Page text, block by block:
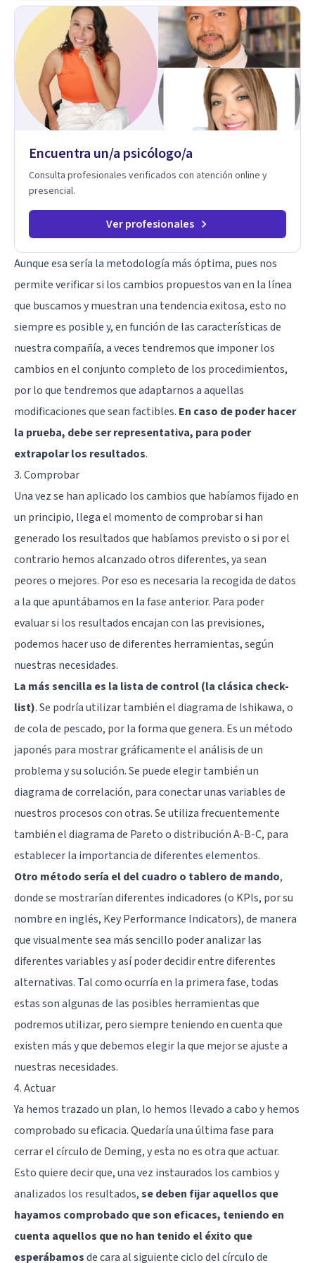
y la depresión, utilizando enfoques basados en evidencia
para ayudarte a recuperar tu bienestar emocional. Terapia
Individual, de Pareja y Familiar: Trabajamos contigo y tus
seres queridos para fortalecer las relaciones y mejorar la
dinámica familiar. Evaluaciones Psicológicas y Terapias
Especializadas: Terapia cognitivo-conductual Terapia de
apoyo Terapia psicodinámica Terapia enfocada en la solución
Terapia de exposición Terapia de juego para niños
Tratamiento de Traumas y Trastornos de Estrés
a superar experiencias traumáticas y mejorar tu calidad de
vida. Tratamiento de Adicciones.
Encuentra un/a psicólogo/a
Consulta profesionales verificados con atención online y
presencial.
Ver profesionales
Aunque esa sería la metodología más óptima, pues nos
permite verificar si los cambios propuestos van en la línea
que buscamos y muestran una tendencia exitosa, esto no
siempre es posible y, en función de las características de
nuestra compañía, a veces tendremos que imponer los
cambios en el conjunto completo de los procedimientos,
por lo que tendremos que adaptarnos a aquellas
modificaciones que sean factibles. En caso de poder hacer
la prueba, debe ser representativa, para poder
extrapolar los resultados.
3. Comprobar
Una vez se han aplicado los cambios que habíamos fijado en
un principio, llega el momento de comprobar si han
generado los resultados que habíamos previsto o si por el
contrario hemos alcanzado otros diferentes, ya sean
peores o mejores. Por eso es necesaria la recogida de datos
a la que apuntábamos en la fase anterior. Para poder
evaluar si los resultados encajan con las previsiones,
podemos hacer uso de diferentes herramientas, según
nuestras necesidades.
La más sencilla es la lista de control (la clásica check-
list). Se podría utilizar también el diagrama de Ishikawa, o
de cola de pescado, por la forma que genera. Es un método
japonés para mostrar gráficamente el análisis de un
problema y su solución. Se puede elegir también un
diagrama de correlación, para conectar unas variables de
nuestros procesos con otras. Se utiliza frecuentemente
también el diagrama de Pareto o distribución A-B-C, para
establecer la importancia de diferentes elementos.
Otro método sería el del cuadro o tablero de mando,
donde se mostrarían diferentes indicadores (o KPIs, por su
nombre en inglés, Key Performance Indicators), de manera
que visualmente sea más sencillo poder analizar las
diferentes variables y así poder decidir entre diferentes
alternativas. Tal como ocurría en la primera fase, todas
estas son algunas de las posibles herramientas que
podremos utilizar, pero siempre teniendo en cuenta que
existen más y que debemos elegir la que mejor se ajuste a
nuestras necesidades.
4. Actuar
Ya hemos trazado un plan, lo hemos llevado a cabo y hemos
comprobado su eficacia. Quedaría una última fase para
cerrar el círculo de Deming, y esta no es otra que actuar.
Esto quiere decir que, una vez instaurados los cambios y
analizados los resultados,se deben fijar aquellos que
hayamos comprobado que son eficaces, teniendo en
cuenta aquellos que no han tenido el éxito que
esperábamosde cara al siguiente ciclo del círculo de